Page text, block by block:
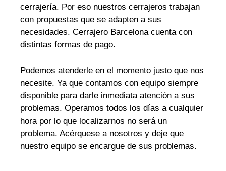
cerrajería. Por eso nuestros cerrajeros trabajan
con propuestas que se adapten a sus
necesidades. Cerrajero Barcelona cuenta con
distintas formas de pago.
Podemos atenderle en el momento justo que nos
necesite. Ya que contamos con equipo siempre
disponible para darle inmediata atención a sus
problemas. Operamos todos los días a cualquier
hora por lo que localizarnos no será un
problema. Acérquese a nosotros y deje que
nuestro equipo se encargue de sus problemas.